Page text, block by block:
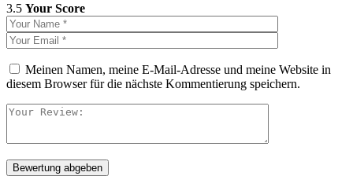
3.5 Your Score
Meinen Namen, meine E-Mail-Adresse und meine Website in
diesem Browser für die nächste Kommentierung speichern.
Bewertung abgeben